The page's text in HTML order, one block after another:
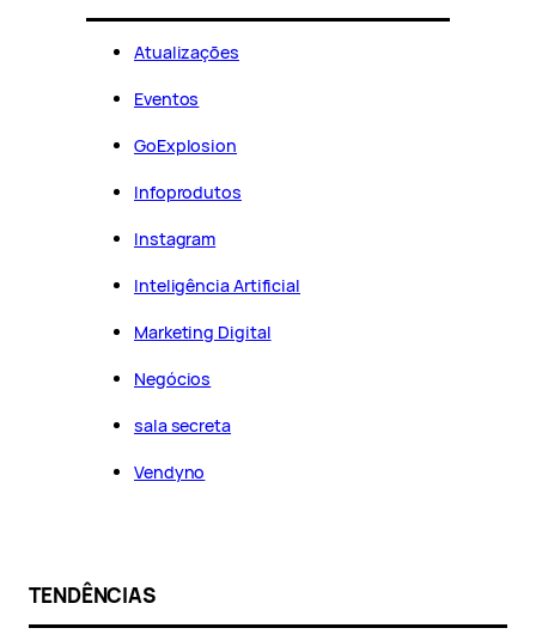
Atualizações
Eventos
GoExplosion
Infoprodutos
Instagram
Inteligência Artificial
Marketing Digital
Negócios
sala secreta
Vendyno
TENDÊNCIAS